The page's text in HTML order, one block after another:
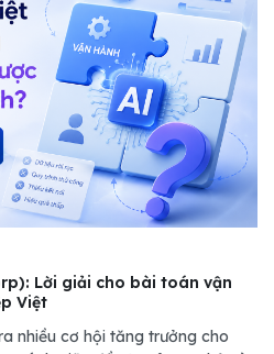
Lời giải cho bài toán vận
Việt
nhiều cơ hội tăng trưởng cho